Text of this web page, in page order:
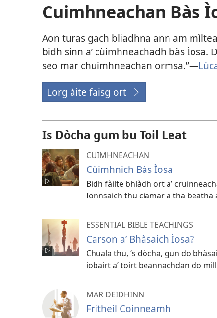
Cuimhneachan Bàs
Aon turas gach bliadhna ann am
bidh sinn a’ cùimhneachadh bàs Ìosa.
seo mar chuimhneachan ormsa.”—
Lorg àite faisg ort
(opens
window)
Is Dòcha gum bu Toil Leat
CUIMHNEACHAN
Cùimhnich Bàs Ìosa
Bidh fàilte bhlàdh ort a’
Ionnsaich thu ciamar a tha beatha
ESSENTIAL BIBLE TEACHINGS
Carson a’ Bhàsaich Ìosa?
Chuala thu, ‘s dòcha, gun do
iobairt a’ toirt beannachdan do
MAR DEIDHINN
Fritheil Coinneamh